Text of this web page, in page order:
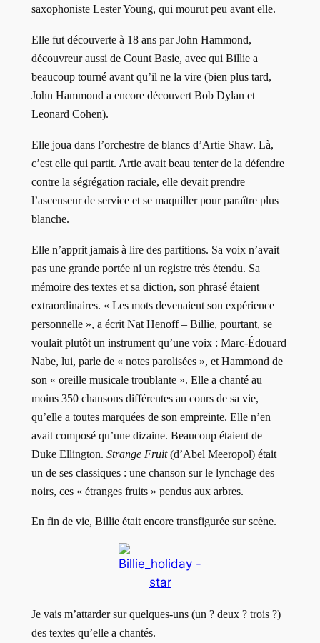
saxophoniste Lester Young, qui mourut peu avant elle.
Elle fut découverte à 18 ans par John Hammond,
découvreur aussi de Count Basie, avec qui Billie a
beaucoup tourné avant qu’il ne la vire (bien plus tard,
John Hammond a encore découvert Bob Dylan et
Leonard Cohen).
Elle joua dans l’orchestre de blancs d’Artie Shaw. Là,
c’est elle qui partit. Artie avait beau tenter de la défendre
contre la ségrégation raciale, elle devait prendre
l’ascenseur de service et se maquiller pour paraître plus
blanche.
Elle n’apprit jamais à lire des partitions. Sa voix n’avait
pas une grande portée ni un registre très étendu. Sa
mémoire des textes et sa diction, son phrasé étaient
extraordinaires. « Les mots devenaient son expérience
personnelle », a écrit Nat Henoff – Billie, pourtant, se
voulait plutôt un instrument qu’une voix : Marc-Édouard
Nabe, lui, parle de « notes parolisées », et Hammond de
son « oreille musicale troublante ». Elle a chanté au
moins 350 chansons différentes au cours de sa vie,
qu’elle a toutes marquées de son empreinte. Elle n’en
avait composé qu’une dizaine. Beaucoup étaient de
Duke Ellington. Strange Fruit(d’Abel Meeropol) était
un de ses classiques : une chanson sur le lynchage des
noirs, ces « étranges fruits » pendus aux arbres.
En fin de vie, Billie était encore transfigurée sur scène.
Je vais m’attarder sur quelques-uns (un ? deux ? trois ?)
des textes qu’elle a chantés.